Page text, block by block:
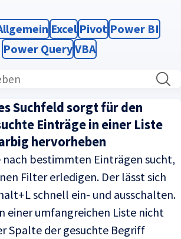
Filter
Excel Filter
Pivot Filter
Power BI
Filter
Power QueryFilter
VBA
Suchfeld sorgt für den
Einträge in einer Liste
hervorheben
nach bestimmten Einträgen sucht,
Filter erledigen. Der lässt sich
schnell ein- und ausschalten.
einer umfangreichen Liste nicht
Spalte der gesuchte Begriff